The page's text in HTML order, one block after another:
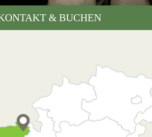
& BUCHEN